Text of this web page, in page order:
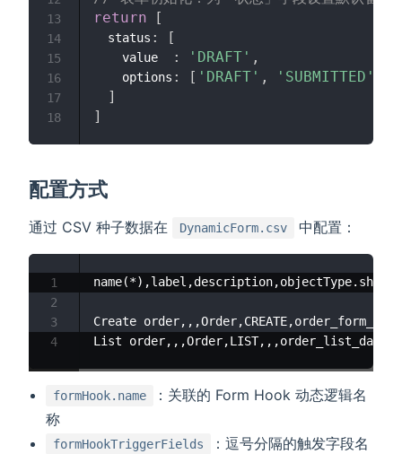
return
[
  status
: [
    value
: 'DRAFT' ,
    options
: [ 'DRAFT' , 'SUBMITTED'
]
]
13
14
15
16
17
18
配置方式
通过 CSV 种子数据在 DynamicForm.csv 中配置：
Create
1
2
3
4
formHook.name
：关联的 Form Hook 动态逻辑名
称
formHookTriggerFields
：逗号分隔的触发字段名